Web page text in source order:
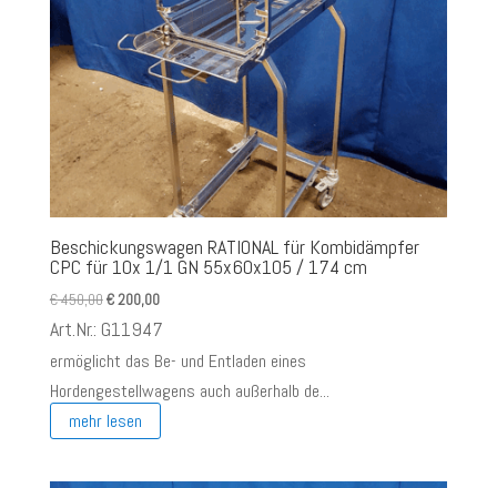
Beschickungswagen RATIONAL für Kombidämpfer
CPC für 10x 1/1 GN 55x60x105 / 174 cm
€450,00Ursprünglicher
Preis
€200,00Aktueller
Preis
Art.Nr.: G11947
ermöglicht das Be- und Entladen eines
Hordengestellwagens auch außerhalb de...
mehr lesen